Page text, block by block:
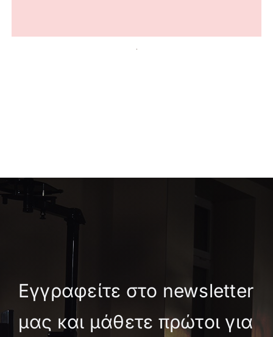
Εγγραφείτε στο newsletter
μας και μάθετε πρώτοι για